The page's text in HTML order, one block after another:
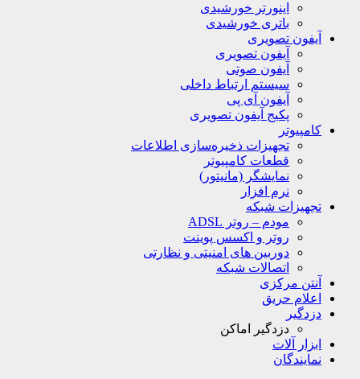
اینورتر خورشیدی
باتری خورشیدی
آیفون تصویری
آیفون تصویری
آیفون صوتی
سیستم ارتباط داخلی
آیفون آی پی
پکیج آیفون تصویری
کامپیوتر
تجهیزات ذخیره‌سازی اطلاعات
قطعات کامپیوتر
نمایشگر (مانیتور)
نرم افزار
تجهیزات شبکه
مودم – روتر ADSL
روتر و اکسس پوینت
دوربین های امنیتی و نظارتی
اتصالات شبکه
آنتن مرکزی
اعلام حریق
دزدگیر
دزدگیر اماکن
ابزار آلات
نمایندگان